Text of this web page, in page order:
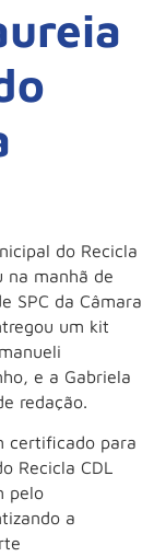
do Recicla
na manhã de
SPC da Câmara
um kit
e a Gabriela
redação.
certificado para
Recicla CDL
pelo
a